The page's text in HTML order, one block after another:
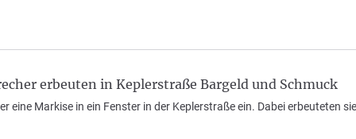
erbeuten in Keplerstraße Bargeld und Schmuck
eine Markise in ein Fenster in der Keplerstraße ein. Dabei erbeuteten